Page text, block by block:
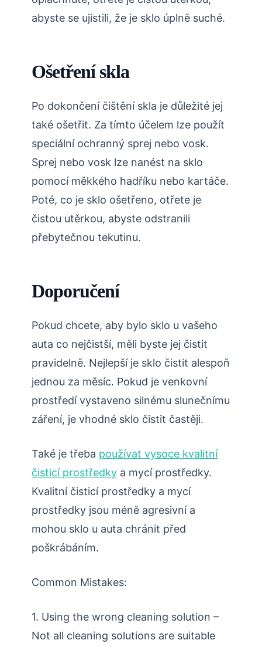
abyste se ujistili, že je sklo úplně suché.
Ošetření skla
Po dokončení čištění skla je důležité jej
také ošetřit. Za tímto účelem lze použít
speciální ochranný sprej nebo vosk.
Sprej nebo vosk lze nanést na sklo
pomocí měkkého hadříku nebo kartáče.
Poté, co je sklo ošetřeno, otřete je
čistou utěrkou, abyste odstranili
přebytečnou tekutinu.
Doporučení
Pokud chcete, aby bylo sklo u vašeho
auta co nejčistší, měli byste jej čistit
pravidelně. Nejlepší je sklo čistit alespoň
jednou za měsíc. Pokud je venkovní
prostředí vystaveno silnému slunečnímu
záření, je vhodné sklo čistit častěji.
Také je třeba používat vysoce kvalitní
čisticí prostředky a mycí prostředky.
Kvalitní čisticí prostředky a mycí
prostředky jsou méně agresivní a
mohou sklo u auta chránit před
poškrábáním.
Common Mistakes:
1. Using the wrong cleaning solution –
Not all cleaning solutions are suitable